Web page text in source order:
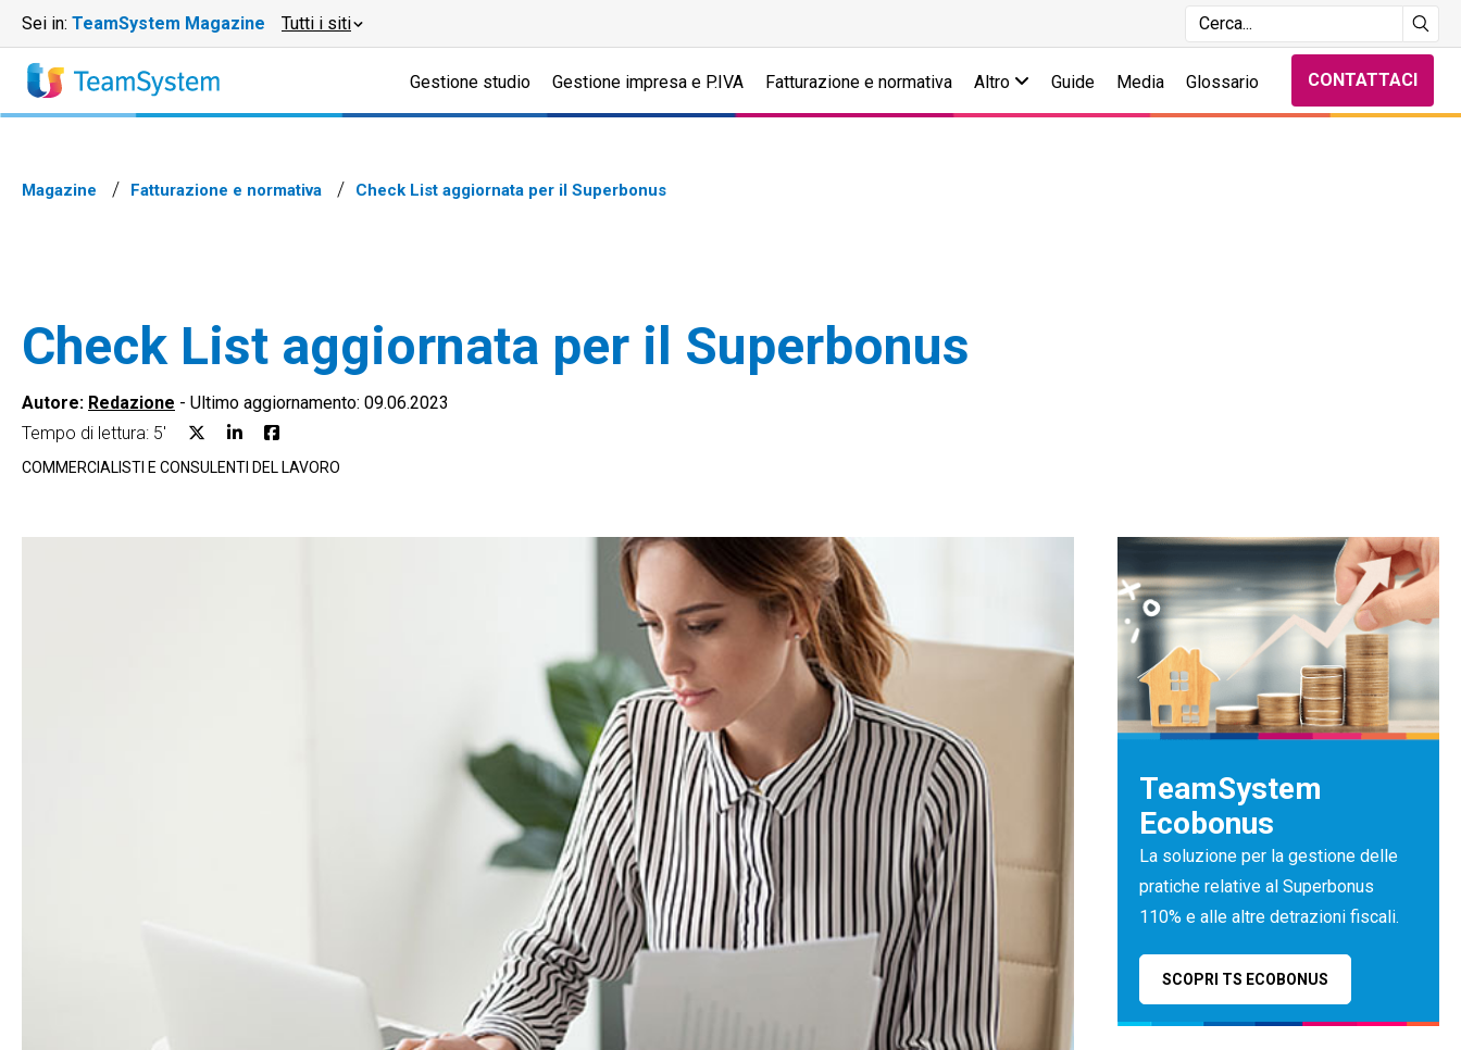
Sei in: TeamSystem Magazine Tutti i siti
Gestione studio Gestione impresa e P.IVA Fatturazione e normativa Altro Guide Media Glossario CONTATTACI
Magazine Fatturazione e normativa Check List aggiornata per il Superbonus
Check List aggiornata per il Superbonus
Autore: Redazione - Ultimo aggiornamento: 09.06.2023
Tempo di lettura: 5'
COMMERCIALISTI E CONSULENTI DEL LAVORO
TeamSystem
Ecobonus
La soluzione per la gestione delle
pratiche relative al Superbonus
110% e alle altre detrazioni fiscali.
SCOPRI TS ECOBONUS